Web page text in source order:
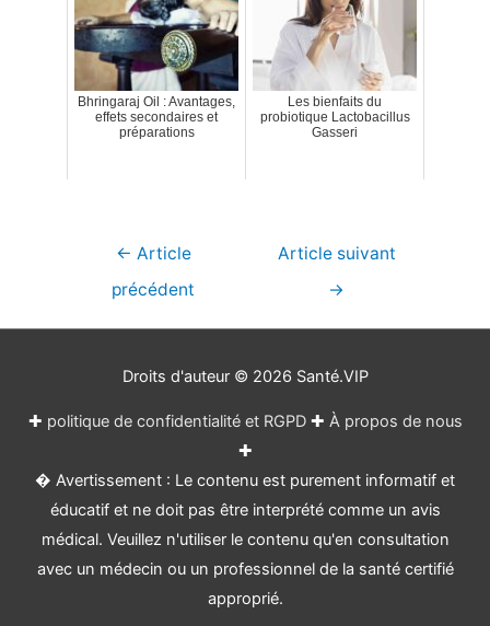
Bhringaraj Oil : Avantages,
effets secondaires et
préparations
Les bienfaits du
probiotique Lactobacillus
Gasseri
Navigation
← Article
précédent
Article suivant
→
Droits d'auteur © 2026 Santé.VIP
✚ politique de confidentialité et RGPD✚ À propos de nous
✚
� Avertissement : Le contenu est purement informatif et
éducatif et ne doit pas être interprété comme un avis
médical. Veuillez n'utiliser le contenu qu'en consultation
avec un médecin ou un professionnel de la santé certifié
approprié.